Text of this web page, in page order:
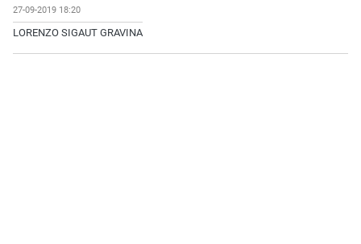
27-09-2019 18:20
LORENZO SIGAUT GRAVINA